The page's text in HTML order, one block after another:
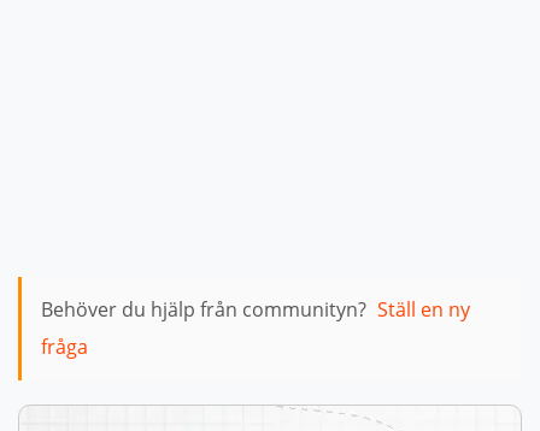
Behöver du hjälp från communityn? Ställ en ny
fråga